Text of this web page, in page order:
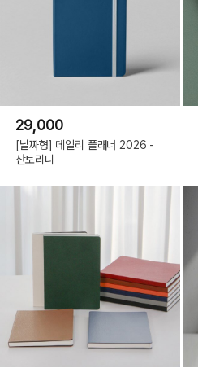
29,000
[날짜형] 데일리 플래너 2026 -
산토리니